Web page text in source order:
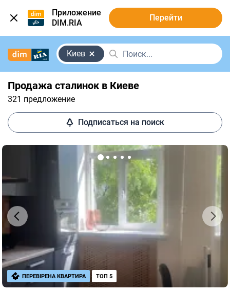
Приложение
DIM.RIA
Перейти
Киев
Продажа сталинок в Киеве
321 предложение
Подписаться на поиск
ПЕРЕВІРЕНА КВАРТИРА ТОП 5